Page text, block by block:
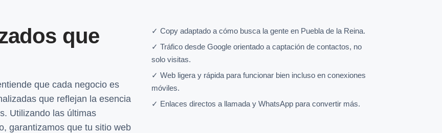
que
que cada negocio es
que reflejan la esencia
Utilizando las últimas
garantizamos que tu sitio web
✓ Copy adaptado a cómo busca la gente en Puebla de la Reina.
✓ Tráfico desde Google orientado a captación de contactos, no
solo visitas.
✓ Web ligera y rápida para funcionar bien incluso en conexiones
móviles.
✓ Enlaces directos a llamada y WhatsApp para convertir más.